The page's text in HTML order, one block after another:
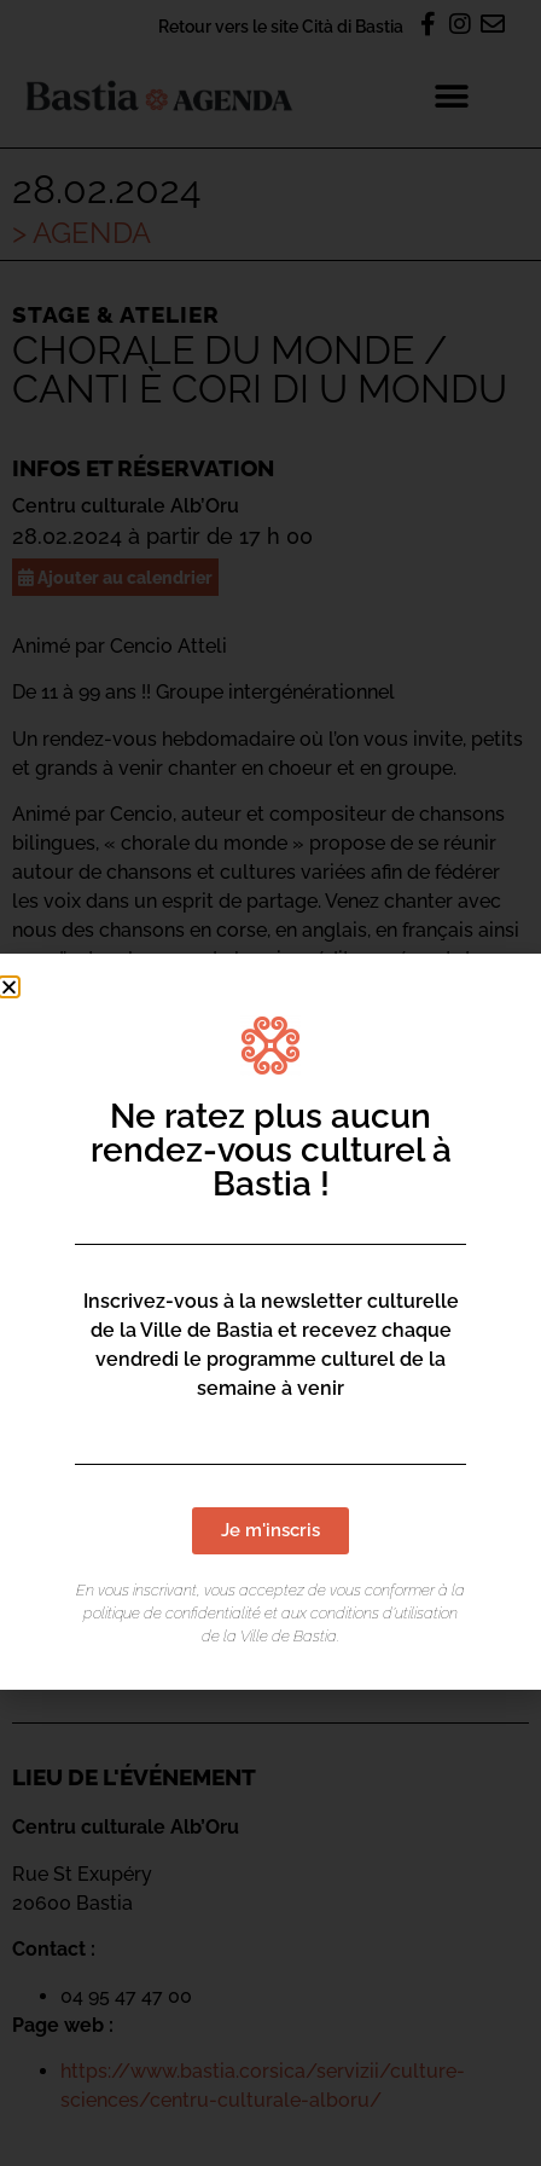
Retour vers le site Cità di Bastia
28.02.2024
> AGENDA
STAGE & ATELIER
CHORALE DU MONDE /
CANTI È CORI DI U MONDU
INFOS ET RÉSERVATION
Centru culturale Alb’Oru
28.02.2024 à partir de 17 h 00
Ajouter au calendrier
Animé par Cencio Atteli
De 11 à 99 ans !! Groupe intergénérationnel
Un rendez-vous hebdomadaire où l’on vous invite, petits
et grands à venir chanter en choeur et en groupe.
Animé par Cencio, auteur et compositeur de chansons
bilingues, « chorale du monde » propose de se réunir
autour de chansons et cultures variées afin de fédérer
les voix dans un esprit de partage. Venez chanter avec
nous des chansons en corse, en anglais, en français ainsi
que d’autres langues du bassin méditerranéen et du
reste du monde.
Contactez Marie-Claire Betti
inscriptions-culture@bastia.corsica
LIEU DE L'ÉVÉNEMENT
Centru culturale Alb’Oru
Rue St Exupéry
20600 Bastia
Contact :
04 95 47 47 00
Page web :
https://www.bastia.corsica/servizii/culture-
sciences/centru-culturale-alboru/
Ne ratez plus aucun
rendez-vous culturel à
Bastia !
Inscrivez-vous à la newsletter culturelle
de la Ville de Bastia et recevez chaque
vendredi le programme culturel de la
semaine à venir
Je m'inscris
En vous inscrivant, vous acceptez de vous conformer à la
politique de confidentialité et aux conditions d’utilisation
de la Ville de Bastia.